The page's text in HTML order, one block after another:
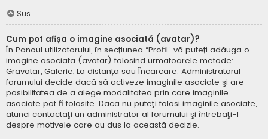
Sus
Cum pot afișa o imagine asociată (avatar)?
În Panoul utilizatorului, în secțiunea “Profil” vă puteți adăuga o
imagine asociată (avatar) folosind următoarele metode:
Gravatar, Galerie, La distanță sau Încărcare. Administratorul
forumului decide dacă să activeze imaginile asociate şi are
posibilitatea de a alege modalitatea prin care imaginile
asociate pot fi folosite. Dacă nu puteţi folosi imaginile asociate,
atunci contactaţi un administrator al forumului şi întrebaţi-l
despre motivele care au dus la această decizie.